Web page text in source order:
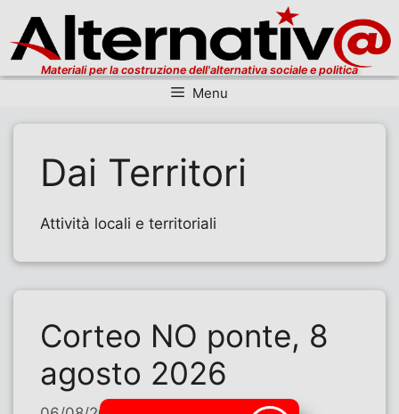
Materiali per la costruzione dell'alternativa sociale e politica
Menu
Dai Territori
Attività locali e territoriali
Corteo NO ponte, 8
agosto 2026